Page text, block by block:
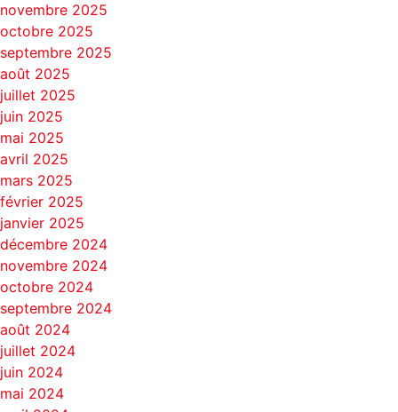
novembre 2025
octobre 2025
septembre 2025
août 2025
juillet 2025
juin 2025
mai 2025
avril 2025
mars 2025
février 2025
janvier 2025
décembre 2024
novembre 2024
octobre 2024
septembre 2024
août 2024
juillet 2024
juin 2024
mai 2024